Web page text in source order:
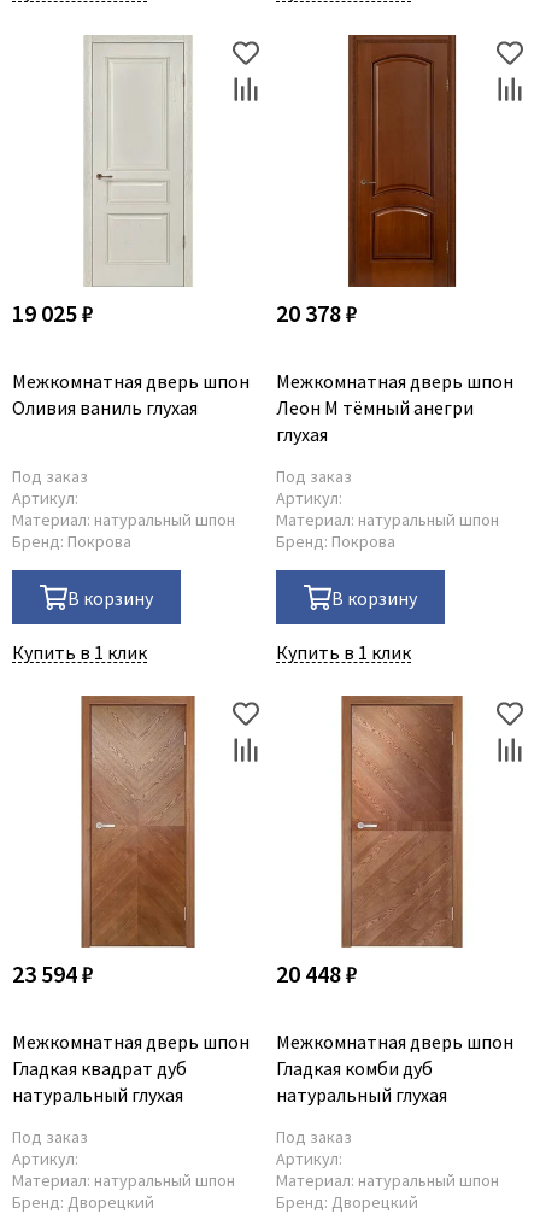
19 025 ₽
Межкомнатная дверь шпон
Оливия ваниль глухая
Под заказ
Артикул:
Материал: натуральный шпон
Бренд: Покрова
В корзину
Купить в 1 клик
20 378 ₽
Межкомнатная дверь шпон
Леон М тёмный анегри
глухая
Под заказ
Артикул:
Материал: натуральный шпон
Бренд: Покрова
В корзину
Купить в 1 клик
23 594 ₽
Межкомнатная дверь шпон
Гладкая квадрат дуб
натуральный глухая
Под заказ
Артикул:
Материал: натуральный шпон
Бренд: Дворецкий
20 448 ₽
Межкомнатная дверь шпон
Гладкая комби дуб
натуральный глухая
Под заказ
Артикул:
Материал: натуральный шпон
Бренд: Дворецкий